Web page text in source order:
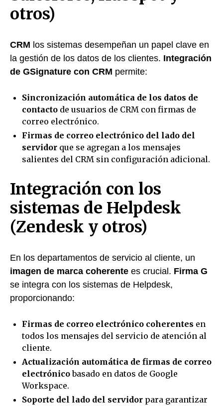
otros)
CRM los sistemas desempeñan un papel clave en
la gestión de los datos de los clientes. Integración
de GSignature con CRM permite:
Sincronización automática de los datos de
contacto de usuarios de CRM con firmas de
correo electrónico.
Firmas de correo electrónico del lado del
servidor que se agregan a los mensajes
salientes del CRM sin configuración adicional.
Integración con los
sistemas de Helpdesk
(Zendesk y otros)
En los departamentos de servicio al cliente, un
imagen de marca coherente es crucial. Firma G
se integra con los sistemas de Helpdesk,
proporcionando:
Firmas de correo electrónico coherentes en
todos los mensajes del servicio de atención al
cliente.
Actualización automática de firmas de correo
electrónicobasado en datos de Google
Workspace.
Soporte del lado del servidor para garantizar